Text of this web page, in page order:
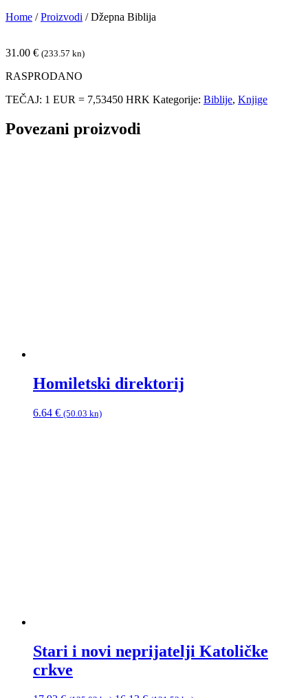
Home / Proizvodi / Džepna Biblija
31.00 € (233.57 kn)
RASPRODANO
TEČAJ: 1 EUR = 7,53450 HRK Kategorije: Biblije, Knjige
Povezani proizvodi
Homiletski direktorij
6.64 € (50.03 kn)
Stari i novi neprijatelji Katoličke
crkve